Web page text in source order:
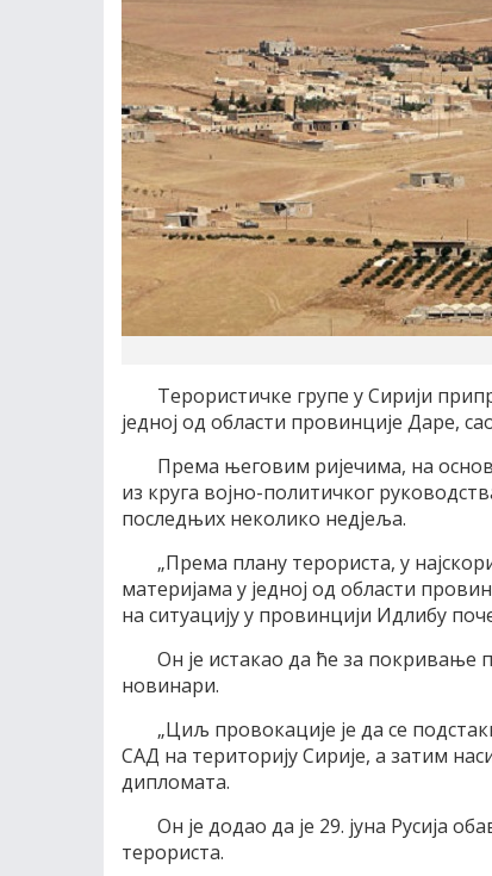
Терористичке групе у Сирији
једној од области провинције Даре,
Према његовим ријечима, на
из круга војно-политичког
последњих неколико недјеља.
„Према плану терориста, у
материјама у једној од области
на ситуацију у провинцији Идлибу
Он је истакао да ће за покривање
новинари.
„Циљ провокације је да се
САД на територију Сирије, а затим
дипломата.
Он је додао да је 29. јуна Русија
терориста.